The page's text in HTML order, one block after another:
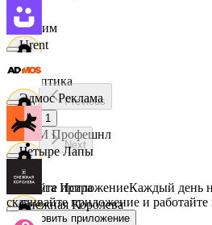
Архим
Асептика
АСМ Профешнл
Белуга Истра
Urent
Эдмос Реклама
Четыре Лапы
Снежная Королева
Previous
1
Next
Скачайте приложениеКаждый день
скачивайте приложение и
Установить приложение